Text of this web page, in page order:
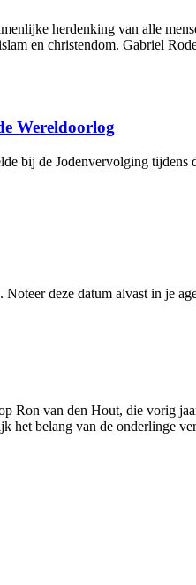
herdenking van alle
en christendom. Gabriel
Wereldoorlog
bij de Jodenvervolging
deze datum alvast in je
Ron van den Hout, die vorig
het belang van de onderlinge